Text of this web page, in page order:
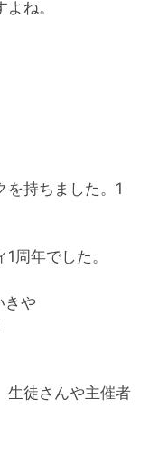
ね。
を持ちました。1
周年でした。
きや
生徒さんや主催者